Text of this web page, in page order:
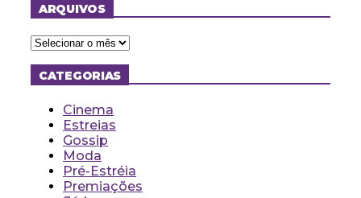
ARQUIVOS
Arquivos
CATEGORIAS
Cinema
Estreias
Gossip
Moda
Pré-Estréia
Premiações